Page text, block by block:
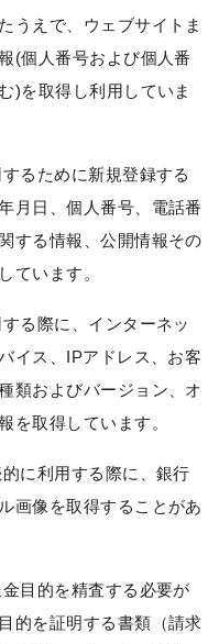
うえで、ウェブサイトま
(個人番号および個人番
)を取得し利用していま
るために新規登録する
月日、個人番号、電話番
する情報、公開情報その
ています。
る際に、インターネッ
イス、IPアドレス、お客
類およびバージョン、オ
を取得しています。
に利用する際に、銀行
画像を取得することがあ
目的を精査する必要が
的を証明する書類（請求